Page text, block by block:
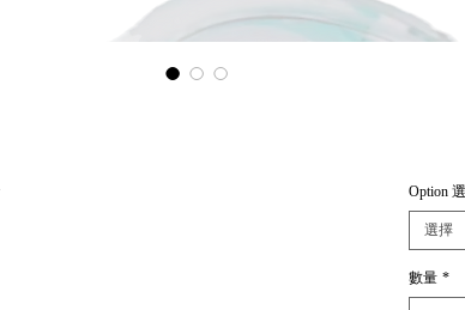
Option
選擇
數量 *